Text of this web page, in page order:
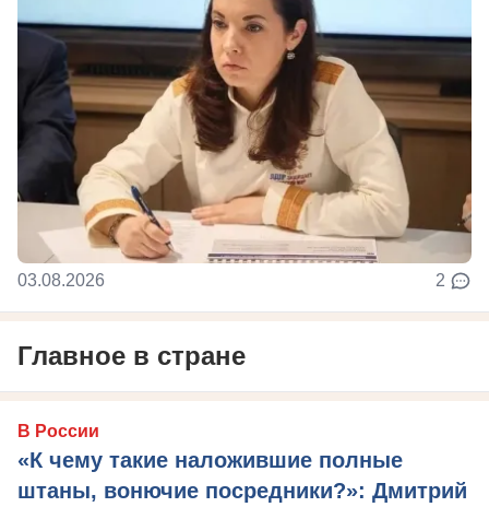
03.08.2026 2
Главное в стране
В России
«К чему такие наложившие полные
штаны, вонючие посредники?»: Дмитрий